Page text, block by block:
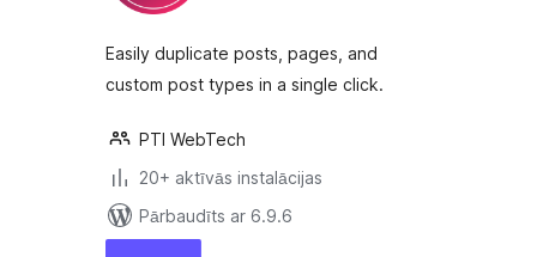
Easily duplicate posts, pages, and
custom post types in a single click.
PTI WebTech
20+ aktīvās instalācijas
Pārbaudīts ar 6.9.6